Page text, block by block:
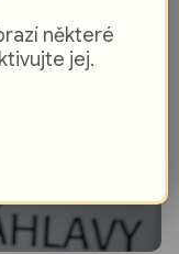
některé
jej.